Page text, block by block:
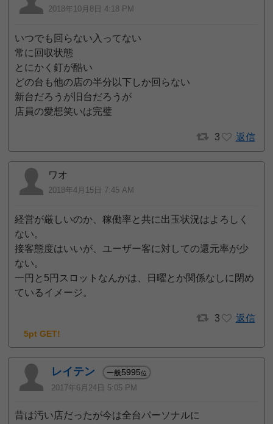
2018年10月8日 4:18 PM
いつでも回らない入ってない
常に回収状態
とにかく釘が酷い
どの台も他の店の半分以下しか回らない
新台だろうが旧台だろうが
店員の愛想笑いは完璧
3 返信
ワオ
2018年4月15日 7:45 AM
経営が厳しいのか、稼働率と共に出玉状況はよろしく
ない。
接客態度はいいが、ユーザー客に対しての還元率が少
ない。
一円と5円スロットなんかは、日曜とか関係なしに閉め
ているイメージ。
3 返信
5pt GET!
レイテン 一般5995位
2017年6月24日 5:05 PM
昔は汚い店だったが今は全台パーソナルに